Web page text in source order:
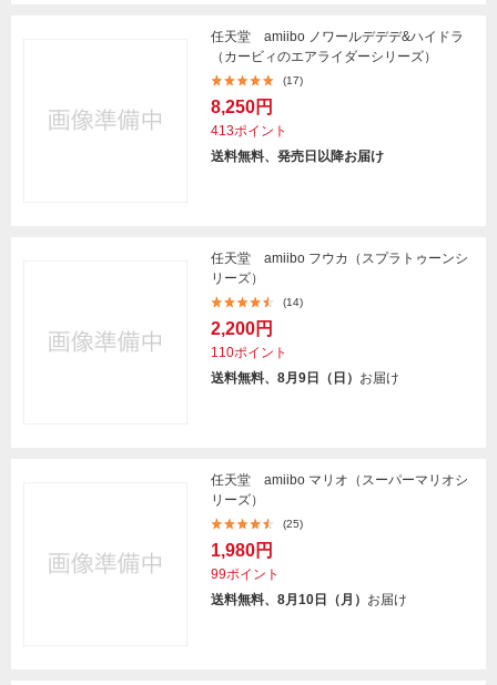
任天堂 amiibo ノワールデデデ&ハイドラ
（カービィのエアライダーシリーズ）
(17)
8,250円
413ポイント
送料無料、発売日以降お届け
任天堂 amiibo フウカ（スプラトゥーンシ
リーズ）
(14)
2,200円
110ポイント
送料無料、8月9日（日） お届け
任天堂 amiibo マリオ（スーパーマリオシ
リーズ）
(25)
1,980円
99ポイント
送料無料、8月10日（月） お届け